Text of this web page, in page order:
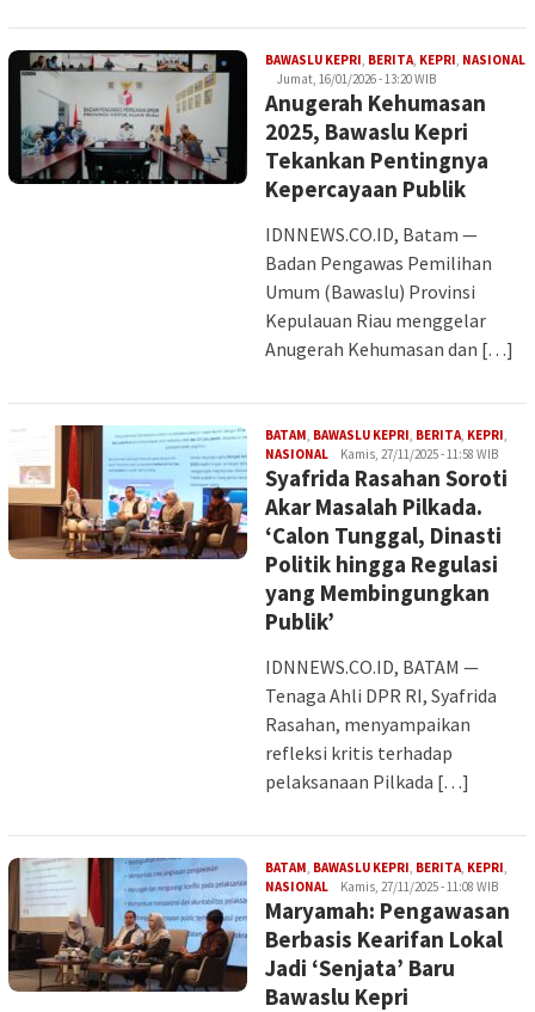
BAWASLU KEPRI, BERITA, KEPRI, NASIONAL
Jumat, 16/01/2026 - 13:20 WIB
Anugerah Kehumasan
2025, Bawaslu Kepri
Tekankan Pentingnya
Kepercayaan Publik
IDNNEWS.CO.ID, Batam —
Badan Pengawas Pemilihan
Umum (Bawaslu) Provinsi
Kepulauan Riau menggelar
Anugerah Kehumasan dan […]
BATAM, BAWASLU KEPRI, BERITA, KEPRI,
NASIONALImanKamis, 27/11/2025 - 11:58 WIB
Syafrida Rasahan Soroti
Akar Masalah Pilkada.
‘Calon Tunggal, Dinasti
Politik hingga Regulasi
yang Membingungkan
Publik’
IDNNEWS.CO.ID, BATAM —
Tenaga Ahli DPR RI, Syafrida
Rasahan, menyampaikan
refleksi kritis terhadap
pelaksanaan Pilkada […]
BATAM, BAWASLU KEPRI, BERITA, KEPRI,
NASIONALImanKamis, 27/11/2025 - 11:08 WIB
Maryamah: Pengawasan
Berbasis Kearifan Lokal
Jadi ‘Senjata’ Baru
Bawaslu Kepri